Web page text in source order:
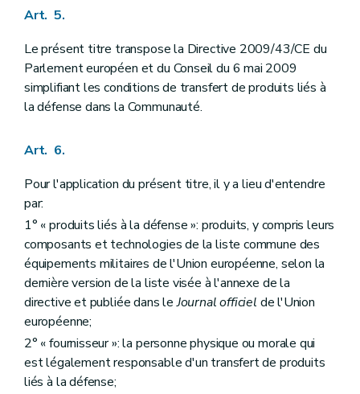
Art. 5.
Le présent titre transpose la Directive 2009/43/CE du
Parlement européen et du Conseil du 6 mai 2009
simplifiant les conditions de transfert de produits liés à
la défense dans la Communauté.
Art. 6.
Pour l'application du présent titre, il y a lieu d'entendre
par:
1° « produits liés à la défense »: produits, y compris leurs
composants et technologies de la liste commune des
équipements militaires de l'Union européenne, selon la
dernière version de la liste visée à l'annexe de la
directive et publiée dans leJournal officiel de l'Union
européenne;
2° « fournisseur »: la personne physique ou morale qui
est légalement responsable d'un transfert de produits
liés à la défense;